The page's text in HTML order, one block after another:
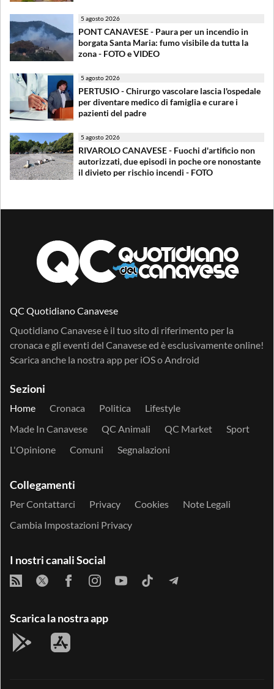
5 agosto 2026
PONT CANAVESE - Paura per un incendio in
borgata Santa Maria: fumo visibile da tutta la
zona - FOTO e VIDEO
5 agosto 2026
PERTUSIO - Chirurgo vascolare lascia l'ospedale
per diventare medico di famiglia e curare i
pazienti del padre
5 agosto 2026
RIVAROLO CANAVESE - Fuochi d'artificio non
autorizzati, due episodi in poche ore nonostante
il divieto per rischio incendi - FOTO
QC Quotidiano Canavese
Quotidiano Canavese è il tuo sito di riferimento per la
cronaca e gli eventi del Canavese ed è esclusivamente online!
Scarica anche la nostra app per iOSo Android
Sezioni
Home Cronaca Politica
Lifestyle
Made In Canavese
QC Animali QC Market
Sport
L'Opinione
Comuni Segnalazioni
Collegamenti
Per Contattarci Privacy Cookies
Note Legali
Cambia Impostazioni Privacy
I nostri canali Social
Scarica la nostra app